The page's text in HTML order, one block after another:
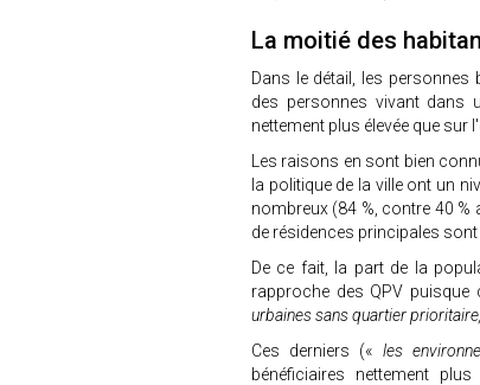
La moitié des
Dans le détail, les personnes
des personnes vivant dans
nettement plus élevée que sur
Les raisons en sont bien
la politique de la ville ont un
nombreux (84 %, contre 40
de résidences principales
De ce fait, la part de la
rapproche des QPV puisque
urbaines sans quartier
Ces derniers (« les
bénéficiaires nettement